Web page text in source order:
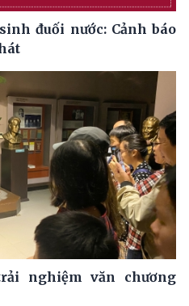
đuối nước: Cảnh báo
nghiệm văn chương